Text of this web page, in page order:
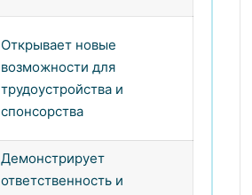
Открывает новые
возможности для
трудоустройства и
спонсорства
Демонстрирует
ответственность и